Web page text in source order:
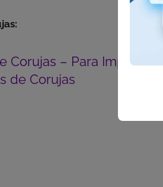
Corujas – Para Imprimir
de Corujas